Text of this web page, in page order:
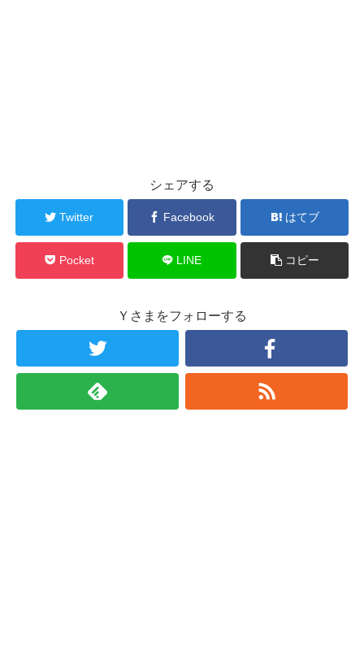
シェアする
Twitter Facebook はてブ
Pocket LINE コピー
Ｙさまをフォローする